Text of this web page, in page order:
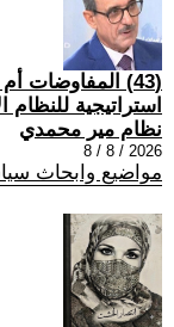
(43) المفاوضات
استراتيجية للنظام
نظام مير محمدي
2026 / 8 / 8
مواضيع وابحاث